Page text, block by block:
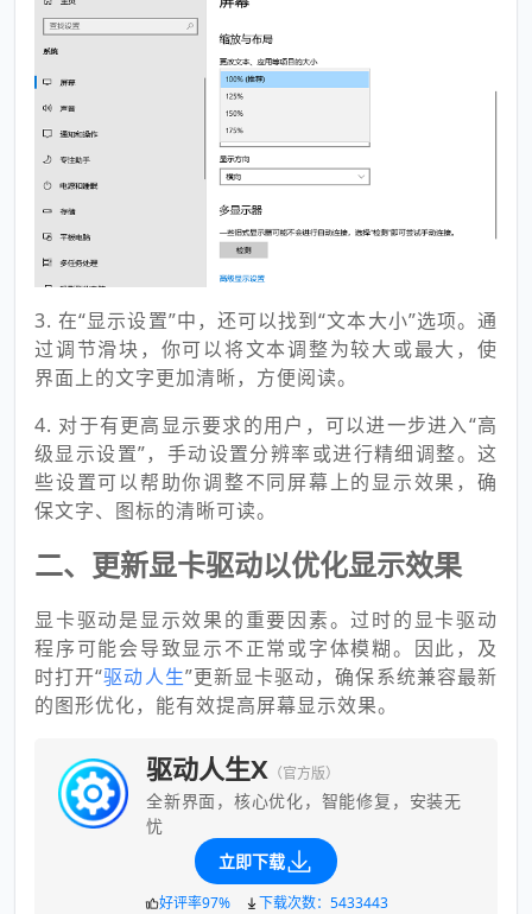
3. 在“显示设置”中，还可以找到“文本大小”选项。通
过调节滑块，你可以将文本调整为较大或最大，使
界面上的文字更加清晰，方便阅读。
4. 对于有更高显示要求的用户，可以进一步进入“高
级显示设置”，手动设置分辨率或进行精细调整。这
些设置可以帮助你调整不同屏幕上的显示效果，确
保文字、图标的清晰可读。
二、更新显卡驱动以优化显示效果
显卡驱动是显示效果的重要因素。过时的显卡驱动
程序可能会导致显示不正常或字体模糊。因此，及
时打开“驱动人生”更新显卡驱动，确保系统兼容最新
的图形优化，能有效提高屏幕显示效果。
驱动人生X （官方版）
全新界面，核心优化，智能修复，安装无
忧
立即下载
好评率97% 下载次数：5433443